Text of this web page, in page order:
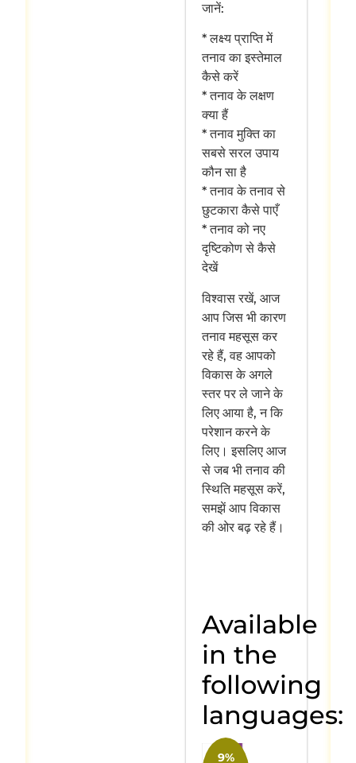
जानें:
* लक्ष्य प्राप्ति में
तनाव का इस्तेमाल
कैसे करें
* तनाव के लक्षण
क्या हैं
* तनाव मुक्ति का
सबसे सरल उपाय
कौन सा है
* तनाव के तनाव से
छुटकारा कैसे पाएँ
* तनाव को नए
दृष्टिकोण से कैसे
देखें
विश्‍वास रखें, आज
आप जिस भी कारण
तनाव महसूस कर
रहे हैं, वह आपको
विकास के अगले
स्तर पर ले जाने के
लिए आया है, न कि
परेशान करने के
लिए। इसलिए आज
से जब भी तनाव की
स्थिति महसूस करें,
समझें आप विकास
की ओर बढ़ रहे हैं।
Available
in the
following
languages:
9%